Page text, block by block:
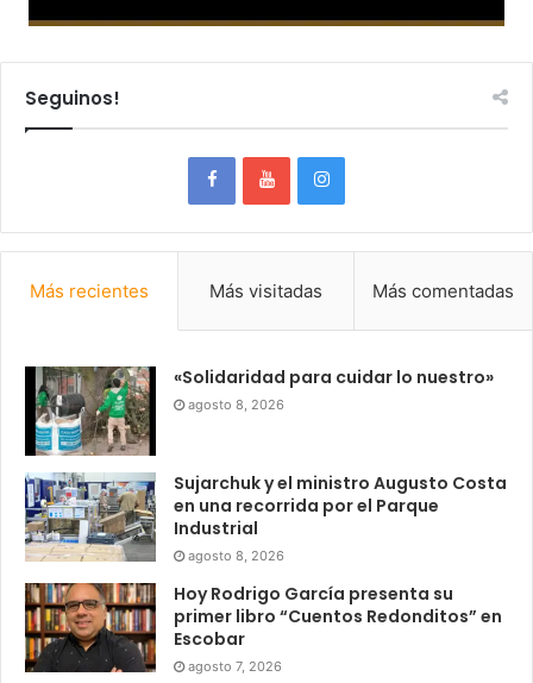
Seguinos!
Más recientes Más visitadas Más comentadas
«Solidaridad para cuidar lo nuestro»
agosto 8, 2026
Sujarchuk y el ministro Augusto Costa
en una recorrida por el Parque
Industrial
agosto 8, 2026
Hoy Rodrigo García presenta su
primer libro “Cuentos Redonditos” en
Escobar
agosto 7, 2026